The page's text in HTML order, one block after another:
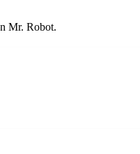
Mr. Robot.